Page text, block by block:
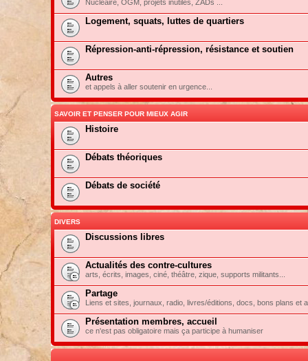
Nucléaire, OGM, projets inutiles, ZADs ...
Logement, squats, luttes de quartiers
Répression-anti-répression, résistance et soutien
Autres
et appels à aller soutenir en urgence...
SAVOIR ET PENSER POUR MIEUX AGIR
Histoire
Débats théoriques
Débats de société
DIVERS
Discussions libres
Actualités des contre-cultures
arts, écrits, images, ciné, théâtre, zique, supports militants...
Partage
Liens et sites, journaux, radio, livres/éditions, docs, bons plans et
Présentation membres, accueil
ce n'est pas obligatoire mais ça participe à humaniser